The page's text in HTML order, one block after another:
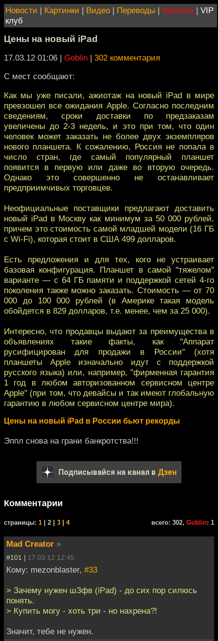
Новости | Картинки | Видео | Переводы | Магазин | VIP
клуб
Цены на новый iPad
17.03.12 01:06 | Goblin | 302 комментария
C мест сообщают:
Как мы уже писали, ажиотаж на новый iPad в мире
превзошел все ожидания Apple. Согласно последним
сведениям, сроки доставки по предзаказам
увеличены до 2-3 недель, и это при том, что один
человек может заказать не более двух экземпляров
нового планшета. К сожалению, Россия не попала в
число стран, где самый популярный планшет
появится в первую или даже во вторую очередь.
Однако это совершенно не останавливает
предприимчивых торговцев.
Неофициальные поставщики предлагают доставить
новый iPad в Москву как минимум за 50 000 рублей,
причем это стоимость самой младшей модели (16 ГБ
с Wi-Fi), которая стоит в США 499 долларов.
Есть предложения и для тех, кого не устраивает
базовая конфигурация. Планшет в самой "тяжелом"
варианте — с 64 ГБ памяти и поддержкой сетей 4-го
поколения также можно заказать. Стоимость — от 70
000 до 100 000 рублей (в Америке такая модель
обойдется в 829 долларов, т.е. менее, чем за 25 000).
Интересно, что продавцы выдают за преимущества в
объявлениях такие факты, как "Аппарат
русифицирован для продажи в России" (хотя
планшеты Apple изначально идут с поддержкой
русского языка) или, например, "фирменная гарантия
1 год в любом авторизованном сервисном центре
Apple" (при том, что девайсы и так имеют глобальную
гарантию в любом сервисном центре мира).
Цены на новый iPad в России бьют рекорды
Эппл снова на грани банкротства!!!
Подписывайся на канал в Дзен
Комментарии
cтраницы: 1 | 2 | 3 4 всего: 302, Goblin: 1
Mad Creator »
#101 | 17.03.12 12:45
Кому: mezonblaster, #33
> Зачему нужен шЗфв (iPad) - до сих пор силюсь
понять.
> Купить могу - хоть три - но нахрена?!
Значит, тебе не нужен.